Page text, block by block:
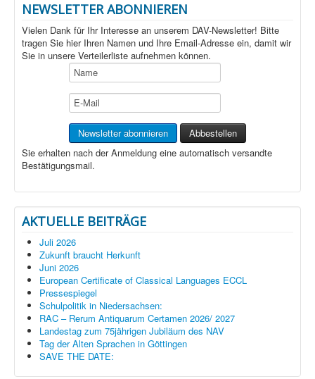
NEWSLETTER ABONNIEREN
Vielen Dank für Ihr Interesse an unserem DAV-Newsletter! Bitte
tragen Sie hier Ihren Namen und Ihre Email-Adresse ein, damit wir
Sie in unsere Verteilerliste aufnehmen können.
Sie erhalten nach der Anmeldung eine automatisch versandte
Bestätigungsmail.
AKTUELLE BEITRÄGE
Juli 2026
Zukunft braucht Herkunft
Juni 2026
European Certificate of Classical Languages ECCL
Pressespiegel
Schulpolitik in Niedersachsen:
RAC – Rerum Antiquarum Certamen 2026/ 2027
Landestag zum 75jährigen Jubiläum des NAV
Tag der Alten Sprachen in Göttingen
SAVE THE DATE: